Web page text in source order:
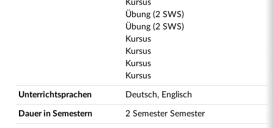
Kursus
Übung (2 SWS)
Übung (2 SWS)
Kursus
Kursus
Kursus
Kursus
Unterrichtsprachen Deutsch, Englisch
Dauer in Semestern 2 Semester Semester